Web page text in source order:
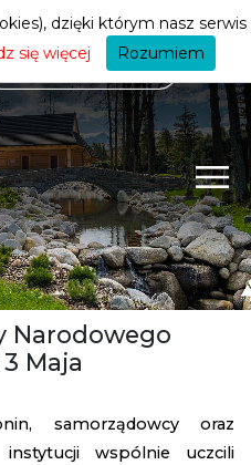
Narodowego
Maja
samorządowcy oraz
instytucji wspólnie uczcili
dzięki którym nasz serwis
się więcej Rozumiem